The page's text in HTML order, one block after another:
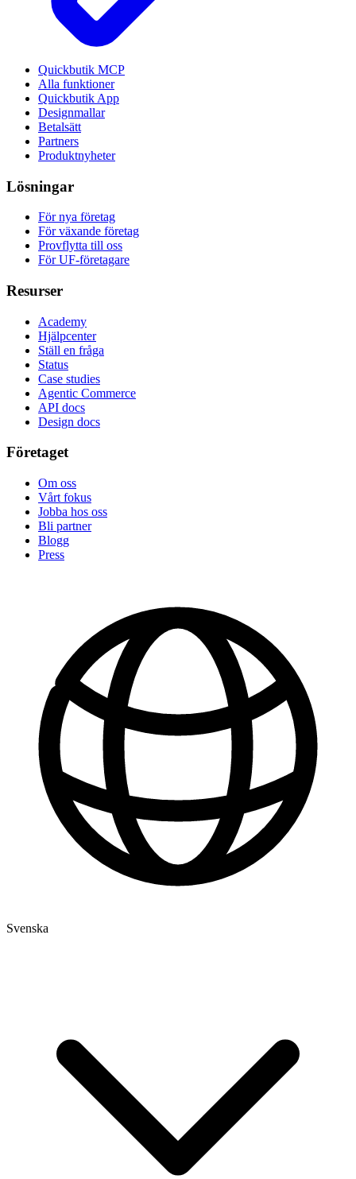
Quickbutik MCP
Alla funktioner
Quickbutik App
Designmallar
Betalsätt
Partners
Produktnyheter
Lösningar
För nya företag
För växande företag
Provflytta till oss
För UF-företagare
Resurser
Academy
Hjälpcenter
Ställ en fråga
Status
Case studies
Agentic Commerce
API docs
Design docs
Företaget
Om oss
Vårt fokus
Jobba hos oss
Bli partner
Blogg
Press
Svenska